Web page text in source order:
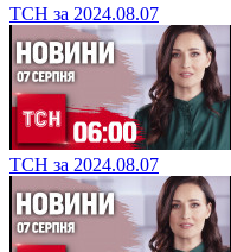
ТСН за 2024.08.07
ТСН за 2024.08.07